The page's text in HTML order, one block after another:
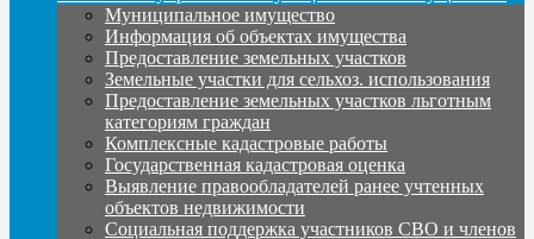
Муниципальное имущество
Информация об объектах имущества
Предоставление земельных участков
Земельные участки для сельхоз. использования
Предоставление земельных участков льготным
категориям граждан
Комплексные кадастровые работы
Государственная кадастровая оценка
Выявление правообладателей ранее учтенных
объектов недвижимости
Социальная поддержка участников СВО и членов